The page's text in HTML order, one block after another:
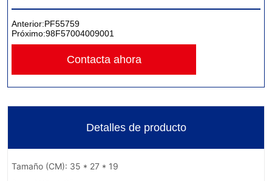
Anterior:PF55759
Próximo:98F57004009001
Contacta ahora
Detalles de producto